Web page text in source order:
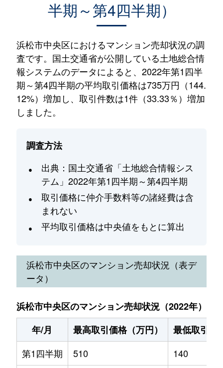
半期～第4四半期）
浜松市中央区におけるマンション売却状況の調
査です。国土交通省が公開している土地総合情
報システムのデータによると、2022年第1四半
期～第4四半期の平均取引価格は735万円（144.
12%）増加し、取引件数は1件（33.33％）増加
しました。
調査方法
出典：国土交通省「土地総合情報シス
テム」2022年第1四半期～第4四半期
取引価格に仲介手数料等の諸経費は含
まれない
平均取引価格は中央値をもとに算出
浜松市中央区のマンション売却状況（表デ
ータ）
浜松市中央区のマンション売却状況（2022年）
年/月
最高取引価格（万円）
最低取引価
第1四半期
510 140